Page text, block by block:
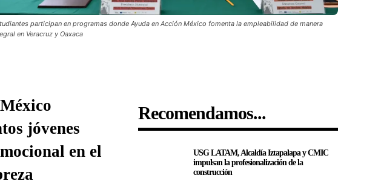
participan en programas donde Ayuda en Acción México fomenta la empleabilidad de manera
en Veracruz y Oaxaca
jóvenes
en el
Recomendamos...
USG LATAM, Alcaldía Iztapalapa y CMIC
impulsan la profesionalización de la
construcción